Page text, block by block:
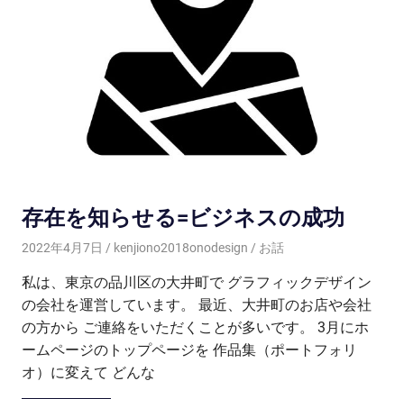
存在を知らせる=ビジネスの成功
2022年4月7日 kenjiono2018onodesign お話
私は、東京の品川区の大井町で グラフィックデザイン
の会社を運営しています。 最近、大井町のお店や会社
の方から ご連絡をいただくことが多いです。 3月にホ
ームページのトップページを 作品集（ポートフォリ
オ）に変えて どんな